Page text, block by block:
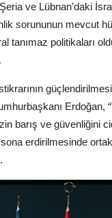
ve Lübnan’daki
sorununun mevcut
tanımaz politikaları
Erdoğan,
barış ve güvenliğini
erdirilmesinde